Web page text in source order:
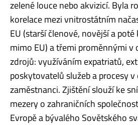
zelené louce nebo akvizicí. Byla
korelace mezi vnitrostátním
EU (starší členové, novější a
mimo EU) a třemi proměnnými v
zdrojů: využíváním expatriatů,
poskytovatelů služeb a procesy
zaměstnanci. Zjištění slouží ke
mezery o zahraničních
Evropě a bývalého Sovětského